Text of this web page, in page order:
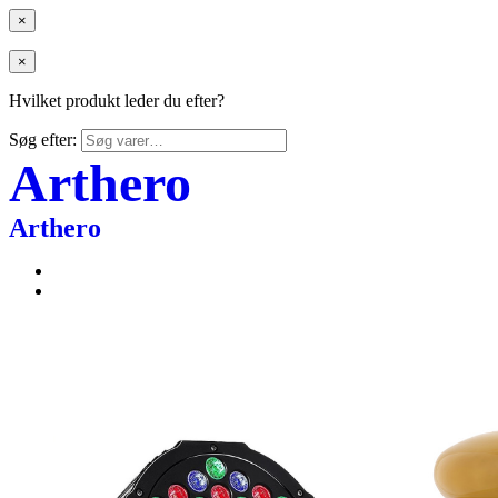
×
×
Hvilket produkt leder du efter?
Søg efter:
Arthero
Arthero